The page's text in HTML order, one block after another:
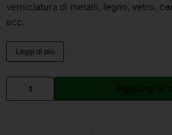
verniciatura di metalli, legno, vetro,
ecc.
Leggi di più